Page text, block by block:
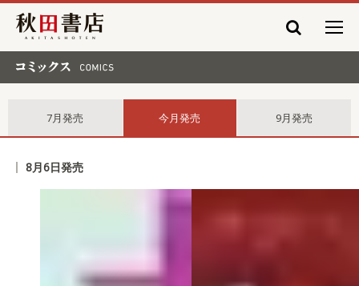
秋田書店
7月発売 今月発売 9月発売
8月6日発売